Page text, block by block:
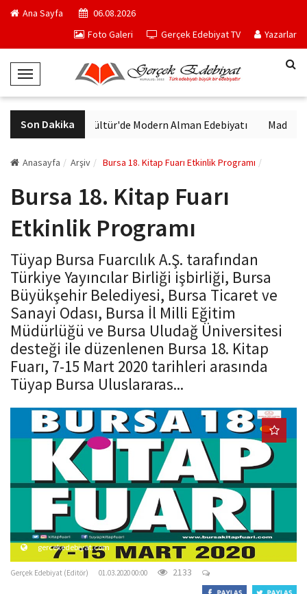
Ana Sayfa
06.08.2026
Foto Galeri
Gerçek Edebiyat TV Yazarlar
T
o
g
g
e
a
i
a
t
i
o
n
Son Dakika
VakıfBank Kültür'de Modern Alman Edebiyatı Madrid
Anasayfa Arşiv Bursa 18. Kitap Fuarı Etkinlik Programı
Bursa 18. Kitap Fuarı
Etkinlik Programı
Tüyap Bursa Fuarcılık A.Ş. tarafından
Türkiye Yayıncılar Birliği işbirliği, Bursa
Büyükşehir Belediyesi, Bursa Ticaret ve
Sanayi Odası, Bursa İl Milli Eğitim
Müdürlüğü ve Bursa Uludağ Üniversitesi
desteği ile düzenlenen Bursa 18. Kitap
Fuarı, 7-15 Mart 2020 tarihleri arasında
Tüyap Bursa Uluslararas...
gercekedebiyat.com
Gerçek Edebiyat (Editör) 01.03.2020 00:00 2133